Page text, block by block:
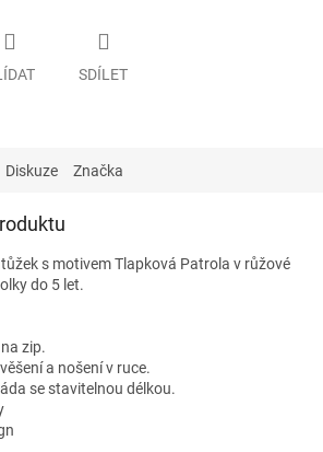
SDÍLET
Diskuze Značka
s motivemTlapková Patrola v růžové
do 5 let.
zip.
a nošení v ruce.
se stavitelnou délkou.